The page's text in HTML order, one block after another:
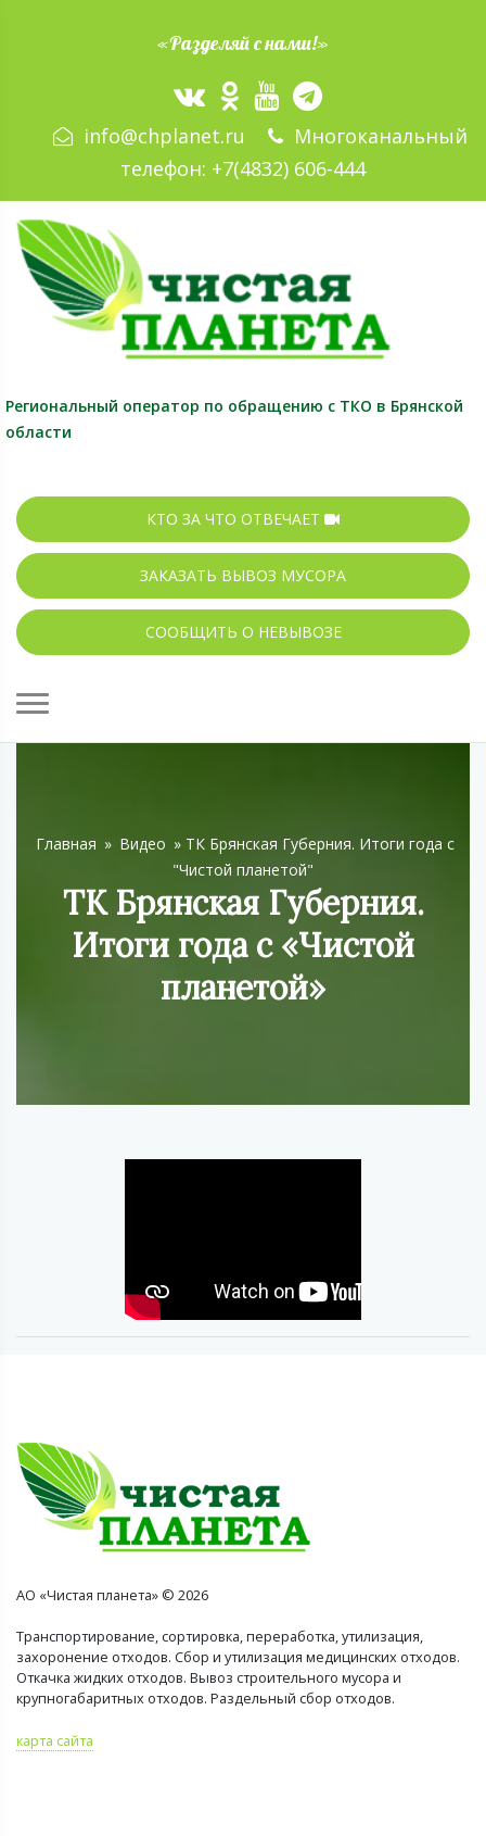
«Разделяй с нами!»
info@chplanet.ru
Многоканальный
телефон: +7(4832) 606-444
Региональный оператор по обращению с ТКО в Брянской
области
КТО ЗА ЧТО ОТВЕЧАЕТ
ЗАКАЗАТЬ ВЫВОЗ МУСОРА
СООБЩИТЬ О НЕВЫВОЗЕ
Главная » Видео » ТК Брянская Губерния. Итоги года с
"Чистой планетой"
ТК Брянская Губерния.
Итоги года с «Чистой
планетой»
АО «Чистая планета» © 2026
Транспортирование, сортировка, переработка, утилизация,
захоронение отходов. Сбор и утилизация медицинских отходов.
Откачка жидких отходов. Вывоз строительного мусора и
крупногабаритных отходов. Раздельный сбор отходов.
карта сайта